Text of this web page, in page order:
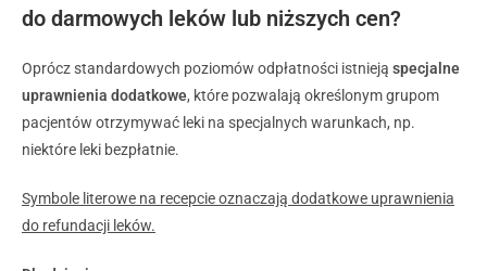
do darmowych leków lub niższych cen?
Oprócz standardowych poziomów odpłatności istnieją specjalne
uprawnienia dodatkowe, które pozwalają określonym grupom
pacjentów otrzymywać leki na specjalnych warunkach, np.
niektóre leki bezpłatnie.
Symbole literowe na recepcie oznaczają dodatkowe uprawnienia
do refundacji leków.